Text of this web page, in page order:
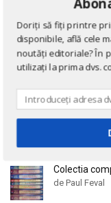
Alain Besancon
Alain Bombard
Alain Danielou
Alain Lesage
Alan Butler
Alan Dean Foster
Alain Besancon
Alain Bombard
Alain Danielou
Alain Lesage
Alan Butler
Alan Dean Foster
Eseuri
de Emil Cioran
Doctrina sau
Colectia
de Paul Feval
Doriți să fiți printre
disponibile, află cele
noutăți editoriale? În
utilizați la prima dvs.